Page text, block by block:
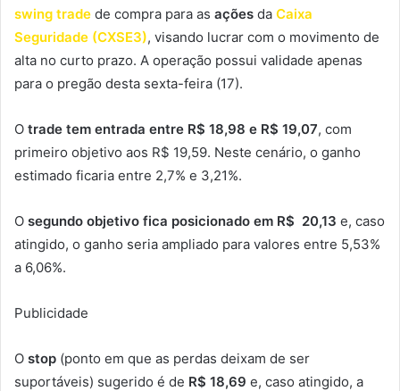
swing trade de compra para as ações da Caixa
Seguridade (CXSE3), visando lucrar com o movimento de
alta no curto prazo. A operação possui validade apenas
para o pregão desta sexta-feira (17).
O trade tem entrada entre R$ 18,98 e R$ 19,07, com
primeiro objetivo aos R$ 19,59. Neste cenário, o ganho
estimado ficaria entre 2,7% e 3,21%.
O segundo objetivo fica posicionado em R$ 20,13 e, caso
atingido, o ganho seria ampliado para valores entre 5,53%
a 6,06%.
Publicidade
O stop (ponto em que as perdas deixam de ser
suportáveis) sugerido é de R$ 18,69 e, caso atingido, a